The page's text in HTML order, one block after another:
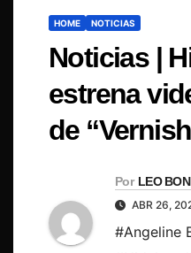
HOME NOTICIAS
Noticias |
estrena
de
Por LEO
ABR 26,
#Angeline